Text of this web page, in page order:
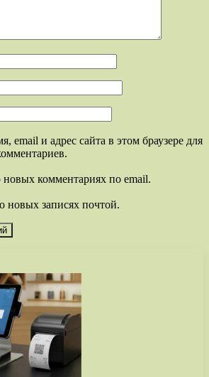
email и адрес сайта в этом браузере для
комментариях по email.
новых записях почтой.